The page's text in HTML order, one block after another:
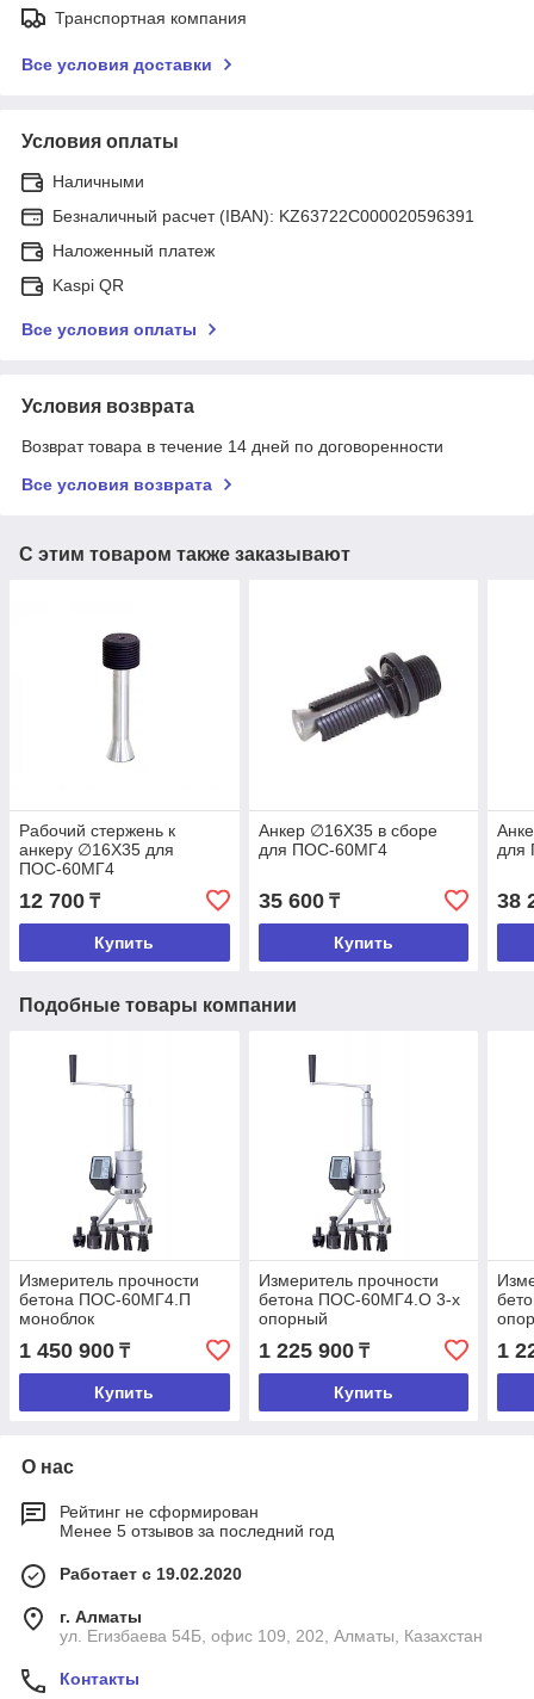
Транспортная компания
Все условия доставки
Условия оплаты
Наличными
Безналичный расчет (IBAN): KZ63722C000020596391
Наложенный платеж
Kaspi QR
Все условия оплаты
Условия возврата
Возврат товара в течение 14 дней по договоренности
Все условия возврата
С этим товаром также заказывают
Рабочий стержень к
анкеру ∅16Х35 для
ПОС-60МГ4
12 700 ₸
Купить
Анкер ∅16Х35 в сборе
для ПОС-60МГ4
35 600₸
Купить
для
38
Подобные товары компании
Измеритель прочности
бетона ПОС-60МГ4.П
моноблок
1 450 900 ₸
Купить
Измеритель прочности
бетона ПОС-60МГ4.О 3-х
опорный
1 225 900₸
Купить
1
О нас
Рейтинг не сформирован
Менее 5 отзывов за последний год
Работает с 19.02.2020
г. Алматы
ул. Егизбаева 54Б, офис 109, 202, Алматы, Казахстан
Контакты